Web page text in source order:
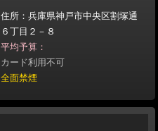
住所：兵庫県神戸市中央区割塚通
６丁目２－８
平均予算：
カード利用不可
全面禁煙